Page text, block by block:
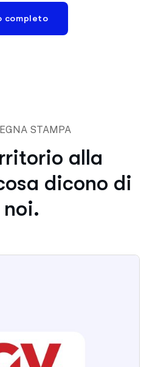
completo
STAMPA
alla
dicono di
noi.